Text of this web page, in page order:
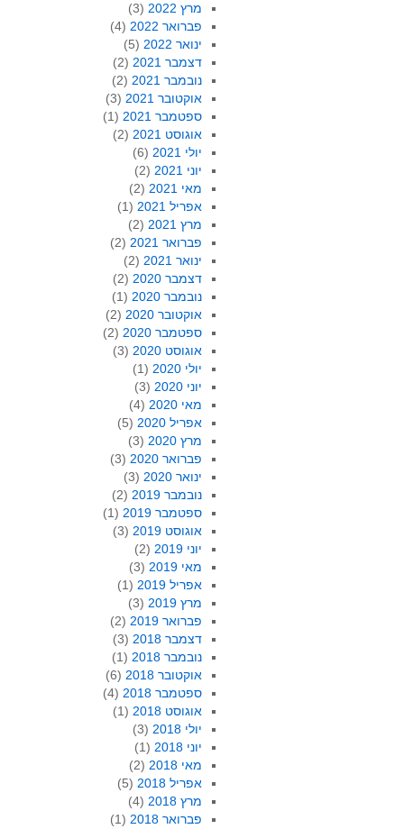
מרץ 2022
(3)
פברואר 2022
(4)
ינואר 2022
(5)
דצמבר 2021
(2)
נובמבר 2021
(2)
אוקטובר 2021
(3)
ספטמבר 2021
(1)
אוגוסט 2021
(2)
יולי 2021
(6)
יוני 2021
(2)
מאי 2021
(2)
אפריל 2021
(1)
מרץ 2021
(2)
פברואר 2021
(2)
ינואר 2021
(2)
דצמבר 2020
(2)
נובמבר 2020
(1)
אוקטובר 2020
(2)
ספטמבר 2020
(2)
אוגוסט 2020
(3)
יולי 2020
(1)
יוני 2020
(3)
מאי 2020
(4)
אפריל 2020
(5)
מרץ 2020
(3)
פברואר 2020
(3)
ינואר 2020
(3)
נובמבר 2019
(2)
ספטמבר 2019
(1)
אוגוסט 2019
(3)
יוני 2019
(2)
מאי 2019
(3)
אפריל 2019
(1)
מרץ 2019
(3)
פברואר 2019
(2)
דצמבר 2018
(3)
נובמבר 2018
(1)
אוקטובר 2018
(6)
ספטמבר 2018
(4)
אוגוסט 2018
(1)
יולי 2018
(3)
יוני 2018
(1)
מאי 2018
(2)
אפריל 2018
(5)
מרץ 2018
(4)
פברואר 2018
(1)